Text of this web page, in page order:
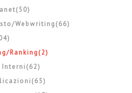
webwriting(66)
ranking(2)